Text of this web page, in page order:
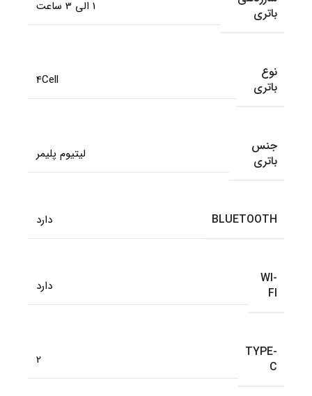
باتری
1 الی 3 ساعت
نوع
باتری
4Cell
جنس
باتری
لیتیوم پلیمر
BLUETOOTH دارد
WI-
FI
دارد
TYPE-
C
2